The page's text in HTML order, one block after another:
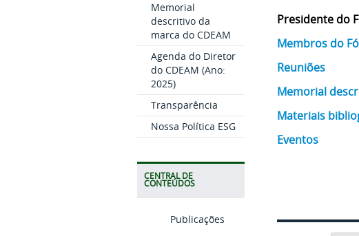
Memorial
descritivo da
marca do CDEAM
Agenda do Diretor
do CDEAM (Ano:
2025)
Transparência
Nossa Política ESG
CENTRAL DE
CONTEÚDOS
Publicações
Presidente do
Membros do
Reuniões
Memorial
Materiais
Eventos